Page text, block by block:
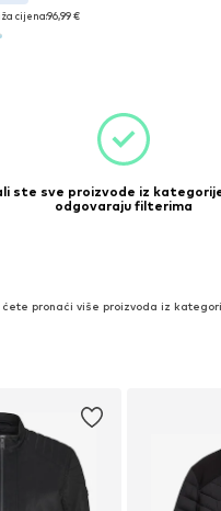
cijena:96,99 €
ste sve proizvode iz
odgovaraju filterima
ćete pronaći više proizvoda iz